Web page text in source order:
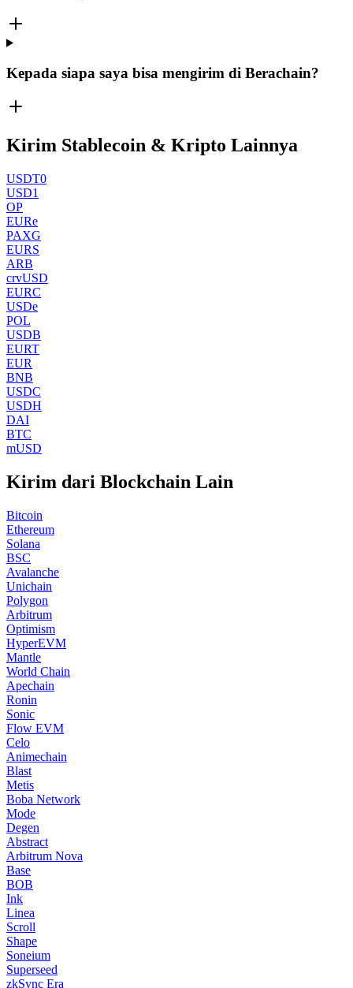
Kepada siapa saya bisa mengirim di Berachain?
Kirim Stablecoin & Kripto Lainnya
USDT0
USD1
OP
EURe
PAXG
EURS
ARB
crvUSD
EURC
USDe
POL
USDB
EURT
EUR
BNB
USDC
USDH
DAI
BTC
mUSD
Kirim dari Blockchain Lain
Bitcoin
Ethereum
Solana
BSC
Avalanche
Unichain
Polygon
Arbitrum
Optimism
HyperEVM
Mantle
World Chain
Apechain
Ronin
Sonic
Flow EVM
Celo
Animechain
Blast
Metis
Boba Network
Mode
Degen
Abstract
Arbitrum Nova
Base
BOB
Ink
Linea
Scroll
Shape
Soneium
Superseed
zkSync Era